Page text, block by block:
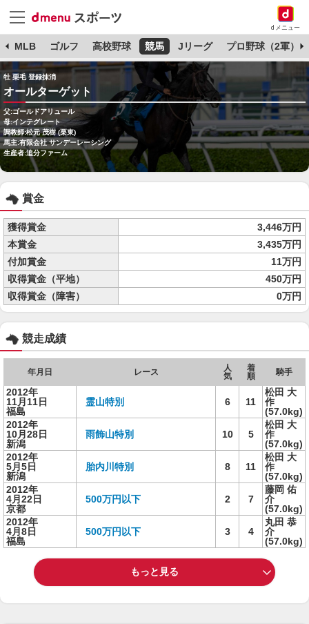
dメニュー
MLB ゴルフ 高校野球 競馬 Jリーグ プロ野球（2軍）
牡 栗毛 登録抹消
オールターゲット
父:ゴールドアリュール
母:インテグレート
調教師:松元 茂樹 (栗東)
馬主:有限会社 サンデーレーシング
生産者:追分ファーム
賞金
獲得賞金
3,446万円
本賞金
3,435万円
付加賞金
11万円
収得賞金（平地）
450万円
収得賞金（障害）
0万円
競走成績
年月日 レース
人
気
着
順
騎手
2012年
11月11日
福島
霊山特別 6 11
松田 大
作
(57.0kg)
2012年
10月28日
新潟
雨飾山特別 10 5
松田 大
作
(57.0kg)
2012年
5月5日
新潟
胎内川特別 8 11
松田 大
作
(57.0kg)
2012年
4月22日
京都
500万円以下 2 7
藤岡 佑
介
(57.0kg)
2012年
4月8日
福島
500万円以下 3 4
丸田 恭
介
(57.0kg)
もっと見る